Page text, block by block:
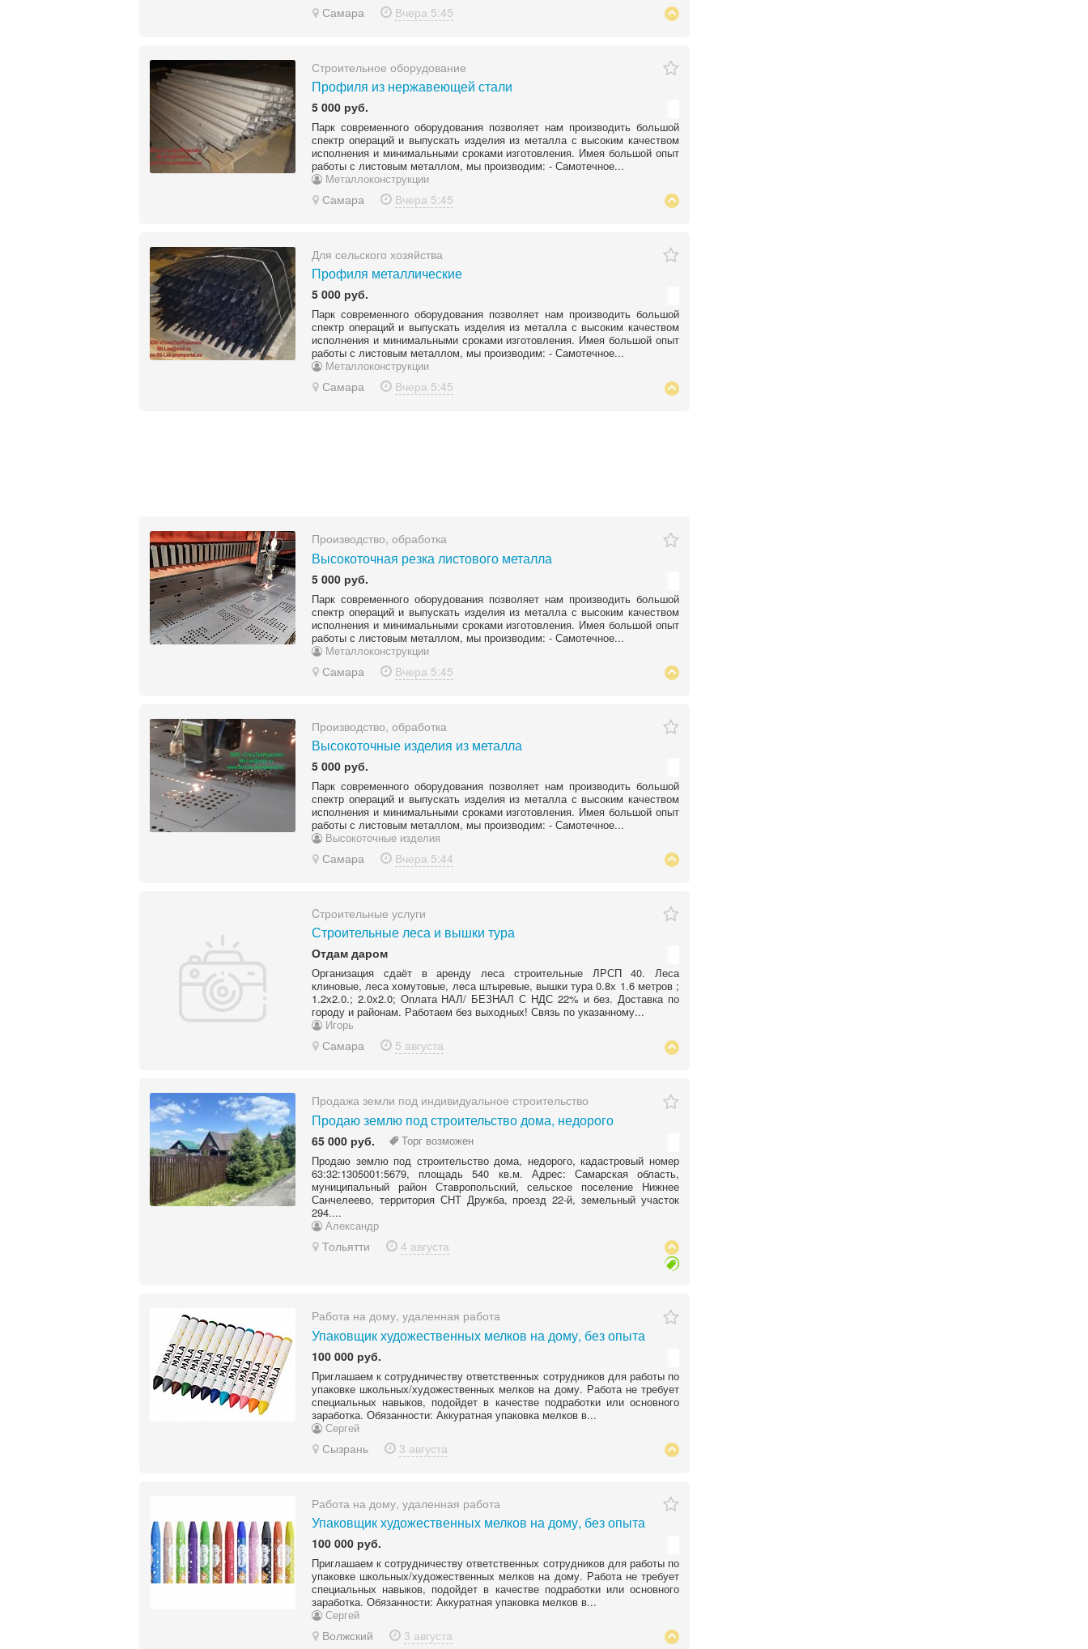
Самара Вчера 5:45
Строительное оборудование
Профиля из нержавеющей стали
5 000 руб.
Парк современного оборудования позволяет нам производить большой
спектр операций и выпускать изделия из металла с высоким качеством
исполнения и минимальными сроками изготовления. Имея большой опыт
работы с листовым металлом, мы производим: - Самотечное...
Металлоконструкции
Самара Вчера 5:45
Для сельского хозяйства
Профиля металлические
5 000 руб.
Парк современного оборудования позволяет нам производить большой
спектр операций и выпускать изделия из металла с высоким качеством
исполнения и минимальными сроками изготовления. Имея большой опыт
работы с листовым металлом, мы производим: - Самотечное...
Металлоконструкции
Самара Вчера 5:45
Производство, обработка
Высокоточная резка листового металла
5 000 руб.
Парк современного оборудования позволяет нам производить большой
спектр операций и выпускать изделия из металла с высоким качеством
исполнения и минимальными сроками изготовления. Имея большой опыт
работы с листовым металлом, мы производим: - Самотечное...
Металлоконструкции
Самара Вчера 5:45
Производство, обработка
Высокоточные изделия из металла
5 000 руб.
Парк современного оборудования позволяет нам производить большой
спектр операций и выпускать изделия из металла с высоким качеством
исполнения и минимальными сроками изготовления. Имея большой опыт
работы с листовым металлом, мы производим: - Самотечное...
Высокоточные изделия
Самара Вчера 5:44
Cтроительные услуги
Строительные леса и вышки тура
Отдам даром
Организация сдаёт в аренду леса строительные ЛРСП 40. Леса
клиновые, леса хомутовые, леса штыревые, вышки тура 0.8х 1.6 метров ;
1.2х2.0.; 2.0х2.0; Оплата НАЛ/ БЕЗНАЛ С НДС 22% и без. Доставка по
городу и районам. Работаем без выходных! Связь по указанному...
Игорь
Самара 5 августа
Продажа земли под индивидуальное строительство
Продаю землю под строительство дома, недорого
65 000 руб.
Торг возможен
Продаю землю под строительство дома, недорого, кадастровый номер
63:32:1305001:5679, площадь 540 кв.м. Адрес: Самарская область,
муниципальный район Ставропольский, сельское поселение Нижнее
Санчелеево, территория СНТ Дружба, проезд 22-й, земельный участок
294....
Александр
Тольятти 4 августа
Работа на дому, удаленная работа
Упаковщик художественных мелков на дому, без опыта
100 000 руб.
Приглашаем к сотрудничеству ответственных сотрудников для работы по
упаковке школьных/художественных мелков на дому. Работа не требует
специальных навыков, подойдет в качестве подработки или основного
заработка. Обязанности: Аккуратная упаковка мелков в...
Сергей
Сызрань 3 августа
Работа на дому, удаленная работа
Упаковщик художественных мелков на дому, без опыта
100 000 руб.
Приглашаем к сотрудничеству ответственных сотрудников для работы по
упаковке школьных/художественных мелков на дому. Работа не требует
специальных навыков, подойдет в качестве подработки или основного
заработка. Обязанности: Аккуратная упаковка мелков в...
Сергей
Волжский 3 августа